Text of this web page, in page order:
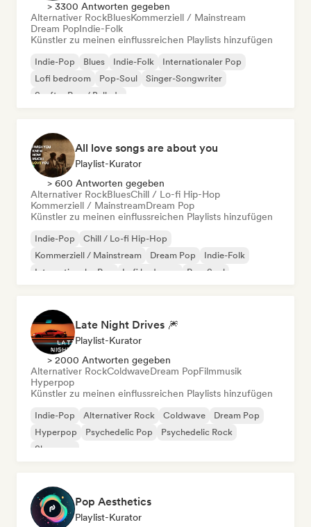
> 3300 Antworten gegeben
Alternativer RockBluesKommerziell / Mainstream
Dream PopIndie-Folk
Künstler zu meinen einflussreichen Playlists hinzufügen
Indie-Pop Blues Indie-Folk
Internationaler Pop
Lofi bedroom
Pop-Soul
Singer-Songwriter
Sanfter Pop / Ballade
All love songs are about you
Playlist-Kurator
> 600 Antworten gegeben
Alternativer RockBluesChill / Lo-fi Hip-Hop
Kommerziell / MainstreamDream Pop
Künstler zu meinen einflussreichen Playlists hinzufügen
Indie-Pop
Chill / Lo-fi Hip-Hop
Kommerziell / Mainstream
Dream Pop
Indie-Folk
Internationaler Pop
Lofi bedroom Pop-Soul
Late Night Drives 🎆
Playlist-Kurator
> 2000 Antworten gegeben
Alternativer RockColdwaveDream PopFilmmusik
Hyperpop
Künstler zu meinen einflussreichen Playlists hinzufügen
Indie-Pop Alternativer Rock Coldwave
Dream Pop
Hyperpop
Psychedelic Pop
Psychedelic Rock
Shoegaze
Pop Aesthetics
Playlist-Kurator